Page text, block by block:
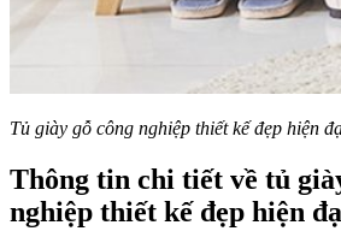
Tủ giày gỗ công nghiệp thiết kế đẹp hiện
Thông tin chi tiết về tủ
nghiệp thiết kế đẹp hiện